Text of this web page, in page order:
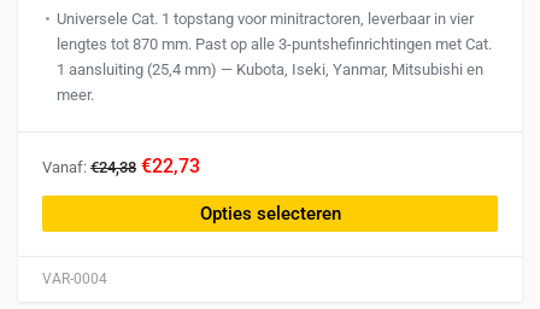
VAR-0004
Universele Cat. 1 topstang voor minitractoren, leverbaar in vier
lengtes tot 870 mm. Past op alle 3-puntshefinrichtingen met Cat.
1 aansluiting (25,4 mm) — Kubota, Iseki, Yanmar, Mitsubishi en
meer.
Vanaf: €24,38 €22,73
Opties selecteren
product
heeft
meerdere
Deze